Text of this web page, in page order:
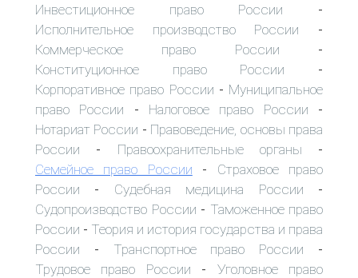
Инвестиционное право России -
Исполнительное производство России -
Коммерческое право России -
Конституционное право России -
Корпоративное право России - Муниципальное
право России - Налоговое право России -
Нотариат России - Правоведение, основы права
России - Правоохранительные органы -
Семейное право России - Страховое право
России - Судебная медицина России -
Судопроизводство России - Таможенное право
России - Теория и история государства и права
России - Транспортное право России -
Трудовое право России - Уголовное право